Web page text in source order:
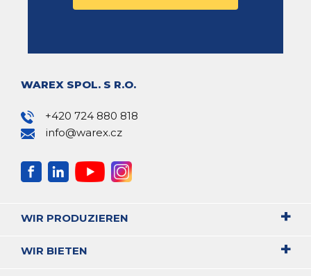
WAREX SPOL. S R.O.
+420 724 880 818
info@warex.cz
WIR PRODUZIEREN
WIR BIETEN